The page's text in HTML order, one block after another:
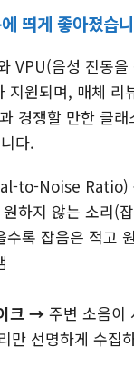
띄게 좋아졌습
VPU(음성 진동
원되며, 매체 리
경쟁할 만한 클
다.
to-Noise Ratio)
하지 않는 소리(
수록 잡음은 적고
크 → 주변 소음이
만 선명하게 수집